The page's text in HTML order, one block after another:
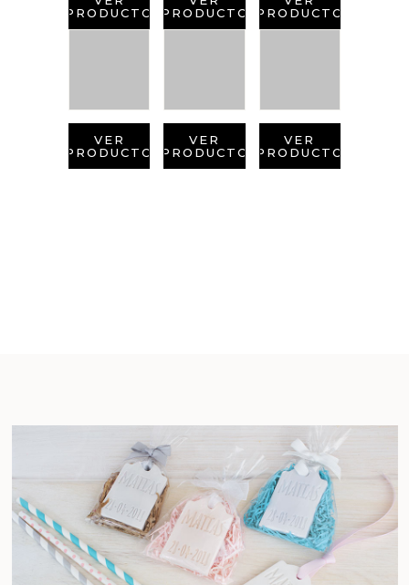
PRODUCTO
PRODUCTO
PRODUCTO
VER
PRODUCTO
VER
PRODUCTO
VER
PRODUCTO